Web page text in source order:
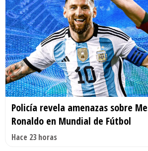
Policía revela amenazas sobre
Ronaldo en Mundial de Fútbol
Hace 23 horas